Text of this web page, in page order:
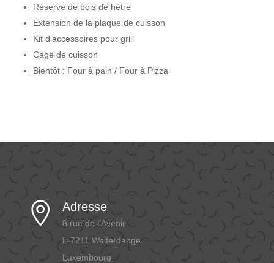
Réserve de bois de hêtre
Extension de la plaque de cuisson
Kit d’accessoires pour grill
Cage de cuisson
Bientôt : Four à pain / Four à Pizza
 Adresse
8 rue de l’Avenir
L-7211 Walferdange
Luxembourg